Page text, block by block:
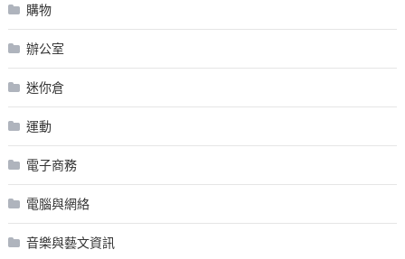
購物
辦公室
迷你倉
運動
電子商務
電腦與網絡
音樂與藝文資訊